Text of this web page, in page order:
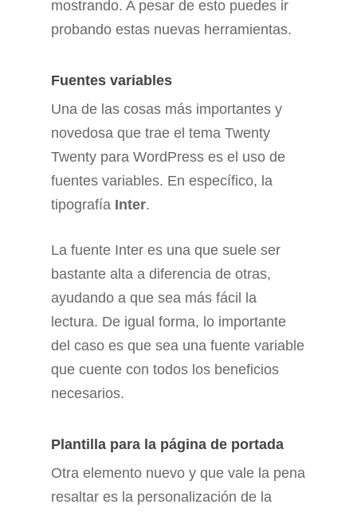
mostrando. A pesar de esto puedes ir
probando estas nuevas herramientas.
Fuentes variables
Una de las cosas más importantes y
novedosa que trae el tema Twenty
Twenty para WordPress es el uso de
fuentes variables. En específico, la
tipografía Inter.
La fuente Inter es una que suele ser
bastante alta a diferencia de otras,
ayudando a que sea más fácil la
lectura. De igual forma, lo importante
del caso es que sea una fuente variable
que cuente con todos los beneficios
necesarios.
Plantilla para la página de portada
Otra elemento nuevo y que vale la pena
resaltar es la personalización de la